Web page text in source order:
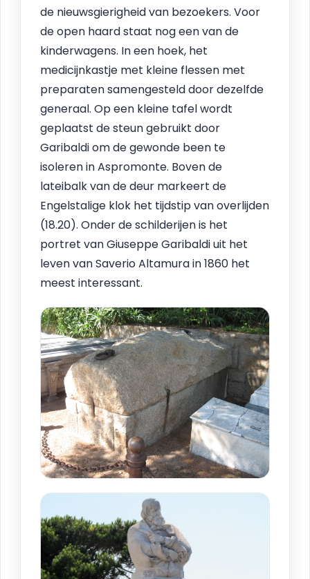
de nieuwsgierigheid van bezoekers. Voor
de open haard staat nog een van de
kinderwagens. In een hoek, het
medicijnkastje met kleine flessen met
preparaten samengesteld door dezelfde
generaal. Op een kleine tafel wordt
geplaatst de steun gebruikt door
Garibaldi om de gewonde been te
isoleren in Aspromonte. Boven de
lateibalk van de deur markeert de
Engelstalige klok het tijdstip van overlijden
(18.20). Onder de schilderijen is het
portret van Giuseppe Garibaldi uit het
leven van Saverio Altamura in 1860 het
meest interessant.